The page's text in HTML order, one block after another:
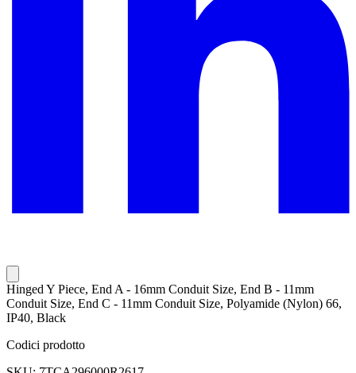
Hinged Y Piece, End A - 16mm Conduit Size, End B - 11mm
Conduit Size, End C - 11mm Conduit Size, Polyamide (Nylon) 66,
IP40, Black
Codici prodotto